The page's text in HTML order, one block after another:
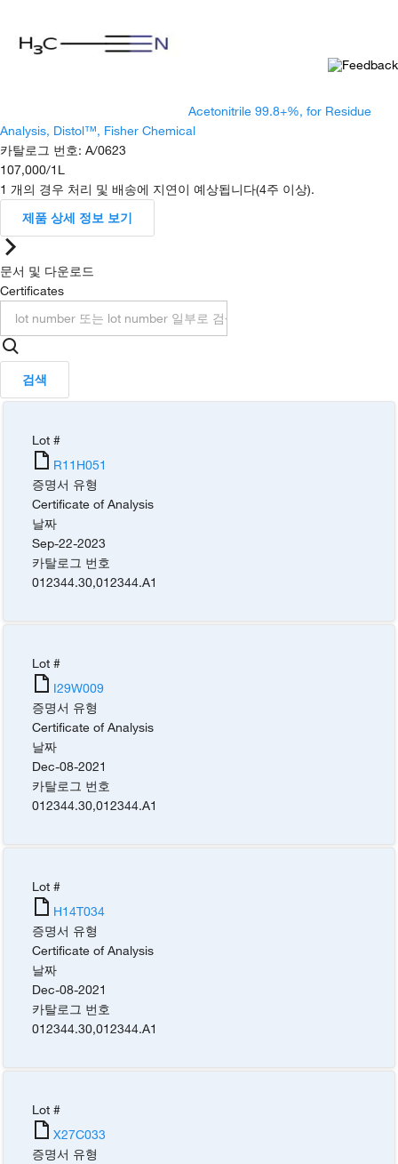
Acetonitrile 99.8+%, for Residue
Analysis, Distol™, Fisher Chemical
카탈로그 번호: A/0623
107,000/1L
1 개의 경우 처리 및 배송에 지연이 예상됩니다(4주 이상).
제품 상세 정보 보기
문서 및 다운로드
Certificates
검색
Lot #
R11H051
증명서 유형
Certificate of Analysis
날짜
Sep-22-2023
카탈로그 번호
012344.30,012344.A1
Lot #
I29W009
증명서 유형
Certificate of Analysis
날짜
Dec-08-2021
카탈로그 번호
012344.30,012344.A1
Lot #
H14T034
증명서 유형
Certificate of Analysis
날짜
Dec-08-2021
카탈로그 번호
012344.30,012344.A1
Lot #
X27C033
증명서 유형